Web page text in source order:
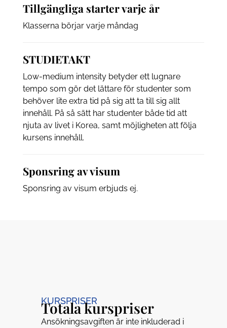
Tillgängliga starter varje år
Klasserna börjar varje måndag
STUDIETAKT
Low-medium intensity betyder ett lugnare
tempo som gör det lättare för studenter som
behöver lite extra tid på sig att ta till sig allt
innehåll. På så sätt har studenter både tid att
njuta av livet i Korea, samt möjligheten att följa
kursens innehåll.
Sponsring av visum
Sponsring av visum erbjuds ej.
KURSPRISER
Totala kurspriser
Ansökningsavgiften är inte inkluderad i